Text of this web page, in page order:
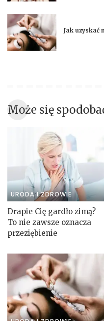
Jak uzyskać
Może się
URODA I ZDROWIE
Drapie Cię gardło zimą?
To nie zawsze oznacza
przeziębienie